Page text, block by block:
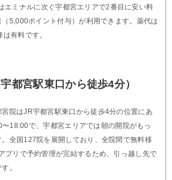
エミナルに次ぐ宇都宮エリアで2番目に安い料
5,000ポイント付与）が利用できます。薬代は
有料です。
都宮駅東口から徒歩4分）
院はJR宇都宮駅東口から徒歩4分の位置にあ
18:00で、宇都宮エリアでは朝の開院がもっ
全国127院を展開しており、全院間で無料移
プリで予約管理が完結するため、引っ越し先で
。